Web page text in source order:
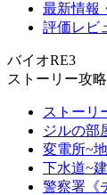
最新情報
評価レビ
バイオRE3
ストーリー攻略
ストーリ
ジルの部
変電所~
下水道~
警察署《